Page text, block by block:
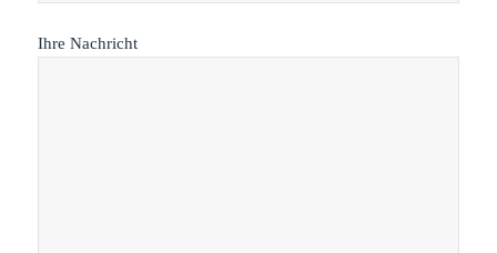
Ihre Nachricht